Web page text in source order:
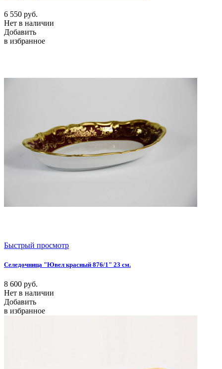
6 550 руб.
Нет в наличии
Добавить
в избранное
Быстрый просмотр
Селедочница "Ювел красный 876/1" 23 см.
8 600 руб.
Нет в наличии
Добавить
в избранное